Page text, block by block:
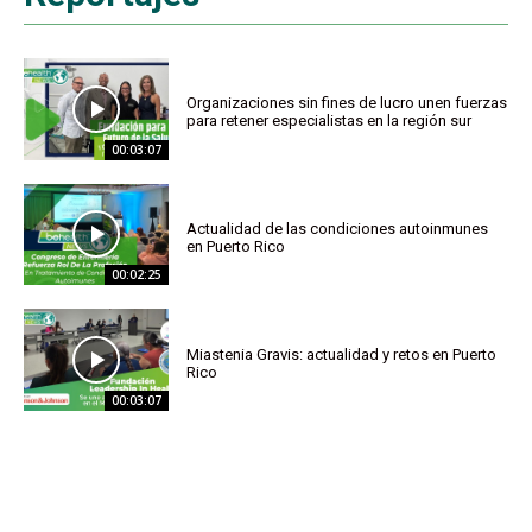
00:03:07
Organizaciones sin fines de lucro unen fuerzas
para retener especialistas en la región sur
00:02:25
Actualidad de las condiciones autoinmunes
en Puerto Rico
00:03:07
Miastenia Gravis: actualidad y retos en Puerto
Rico